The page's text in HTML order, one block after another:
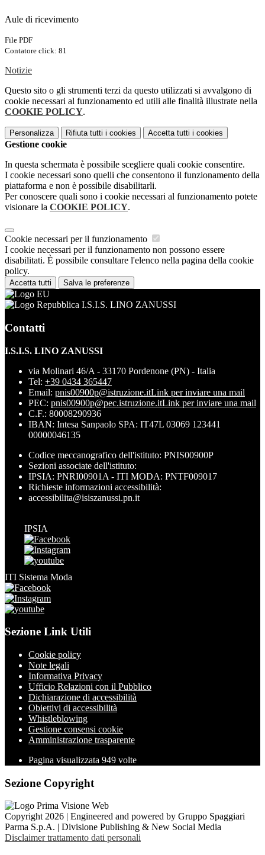
Aule di ricevimento
File PDF
Contatore click: 81
Notizie
Questo sito o gli strumenti terzi da questo utilizzati si avvalgono di
cookie necessari al funzionamento ed utili alle finalità illustrate nella
COOKIE POLICY.
Personalizza Rifiuta tutti i cookies Accetta tutti i cookies
Gestione cookie
In questa schermata è possibile scegliere quali cookie consentire.
I cookie necessari sono quelli che consentono il funzionamento della
piattaforma e non è possibile disabilitarli.
Per conoscere quali sono i cookie necessari al funzionamento potete
visionare la COOKIE POLICY.
Cookie necessari per il funzionamento
I cookie necessari per il funzionamento non possono essere
disabilitati. È possibile consultare l'elenco nella pagina della cookie
policy.
Accetta tutti Salva le preferenze
I.S.I.S. LINO ZANUSSI
Contatti
I.S.I.S. LINO ZANUSSI
via Molinari 46/A - 33170 Pordenone (PN) - Italia
Tel: +39 0434 365447
Email: pnis00900p@istruzione.itLink per inviare una mail
PEC: pnis00900p@pec.istruzione.itLink per inviare una mail
C.F.: 80008290936
IBAN: Intesa Sanpaolo SPA: IT47L 03069 123441
00000046135
Codice meccanografico dell'istituto: PNIS00900P
Sezioni associate dell'istituto:
IPSIA: PNRI00901A - ITI MODA: PNTF009017
Richieste informazioni accessibilità:
accessibilita@isiszanussi.pn.it
IPSIA
ITI Sistema Moda
Sezione Link Utili
Cookie policy
Note legali
Informativa Privacy
Ufficio Relazioni con il Pubblico
Dichiarazione di accessibilità
Obiettivi di accessibilità
Whistleblowing
Gestione consensi cookie
Amministrazione trasparente
Pagina visualizzata 949 volte
Sezione Copyright
Copyright 2026 | Engineered and powered by Gruppo Spaggiari
Parma S.p.A. | Divisione Publishing & New Social Media
Disclaimer trattamento dati personali